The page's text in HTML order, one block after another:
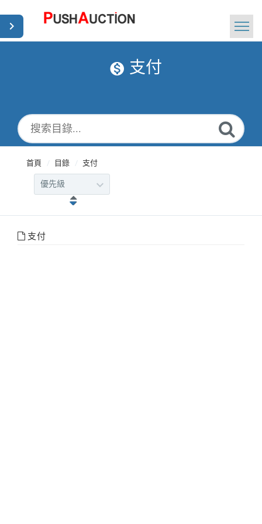
新聞
Chinese Traditional
支付
首頁 目錄 支付
支付